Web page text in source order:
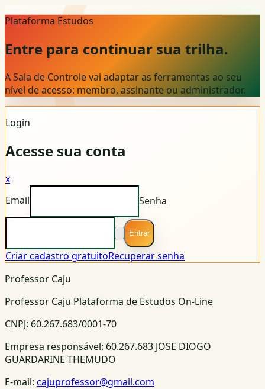
Plataforma Estudos
Entre para continuar sua trilha.
A Sala de Controle vai adaptar as ferramentas ao seu
nível de acesso: membro, assinante ou administrador.
Login
Acesse sua conta
x
Email
Senha
Entrar
Criar cadastro gratuitoRecuperar senha
Professor Caju
Professor Caju Plataforma de Estudos On-Line
CNPJ: 60.267.683/0001-70
Empresa responsável: 60.267.683 JOSE DIOGO
GUARDARINE THEMUDO
E-mail: cajuprofessor@gmail.com